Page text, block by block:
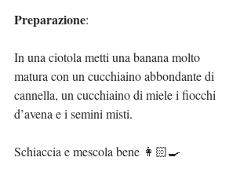
Preparazione:
In una ciotola metti una banana molto
matura con un cucchiaino abbondante di
cannella, un cucchiaino di miele i fiocchi
d’avena e i semini misti.
Schiaccia e mescola bene 👩🏻‍🍳